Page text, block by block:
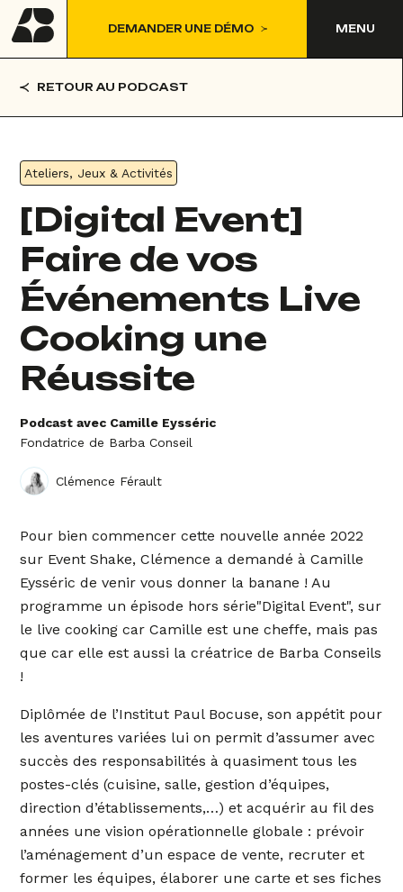
DEMANDER UNE DÉMO MENU
RETOUR AU PODCAST
Ateliers, Jeux & Activités
[Digital Event]
Faire de vos
Événements Live
Cooking une
Réussite
Podcast avec Camille Eysséric
Fondatrice de Barba Conseil
Clémence Férault
Pour bien commencer cette nouvelle année 2022
sur Event Shake, Clémence a demandé à Camille
Eysséric de venir vous donner la banane ! Au
programme un épisode hors série"Digital Event", sur
le live cooking car Camille est une cheffe, mais pas
que car elle est aussi la créatrice de Barba Conseils
!
Diplômée de l’Institut Paul Bocuse, son appétit pour
les aventures variées lui on permit d’assumer avec
succès des responsabilités à quasiment tous les
postes-clés (cuisine, salle, gestion d’équipes,
direction d’établissements,…) et acquérir au fil des
années une vision opérationnelle globale : prévoir
l’aménagement d’un espace de vente, recruter et
former les équipes, élaborer une carte et ses fiches